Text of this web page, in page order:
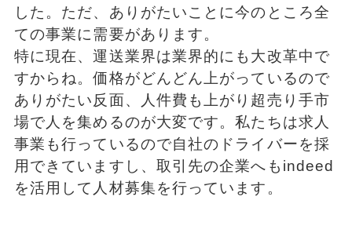
した。ただ、ありがたいことに今のところ全
ての事業に需要があります。
特に現在、運送業界は業界的にも大改革中で
すからね。価格がどんどん上がっているので
ありがたい反面、人件費も上がり超売り手市
場で人を集めるのが大変です。私たちは求人
事業も行っているので自社のドライバーを採
用できていますし、取引先の企業へもindeed
を活用して人材募集を行っています。